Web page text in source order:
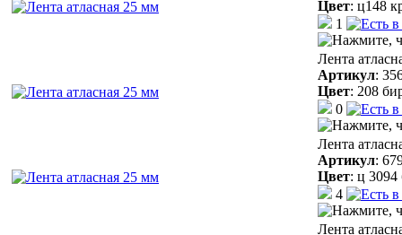
Цвет: ц148
1
Лента
Артикул:
Цвет: 208
0
Лента
Артикул:
Цвет: ц 3094
4
Лента